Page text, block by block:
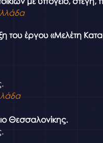
του έργου «Μελέτη
Θεσσαλονίκης.